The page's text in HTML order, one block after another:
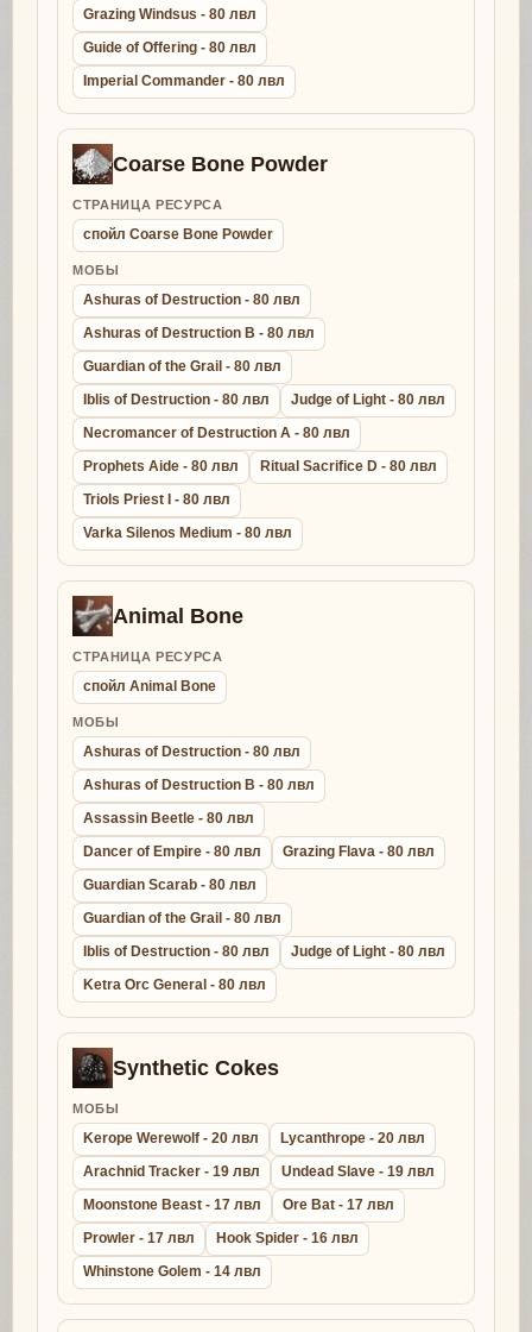
Grazing Windsus - 80 лвл
Guide of Offering - 80 лвл
Imperial Commander - 80 лвл
Coarse Bone Powder
СТРАНИЦА РЕСУРСА
спойл Coarse Bone Powder
МОБЫ
Ashuras of Destruction - 80 лвл
Ashuras of Destruction B - 80 лвл
Guardian of the Grail - 80 лвл
Iblis of Destruction - 80 лвл
Judge of Light - 80 лвл
Necromancer of Destruction A - 80 лвл
Prophets Aide - 80 лвл
Ritual Sacrifice D - 80 лвл
Triols Priest I - 80 лвл
Varka Silenos Medium - 80 лвл
Animal Bone
СТРАНИЦА РЕСУРСА
спойл Animal Bone
МОБЫ
Ashuras of Destruction - 80 лвл
Ashuras of Destruction B - 80 лвл
Assassin Beetle - 80 лвл
Dancer of Empire - 80 лвл
Grazing Flava - 80 лвл
Guardian Scarab - 80 лвл
Guardian of the Grail - 80 лвл
Iblis of Destruction - 80 лвл
Judge of Light - 80 лвл
Ketra Orc General - 80 лвл
Synthetic Cokes
МОБЫ
Kerope Werewolf - 20 лвл
Lycanthrope - 20 лвл
Arachnid Tracker - 19 лвл
Undead Slave - 19 лвл
Moonstone Beast - 17 лвл
Ore Bat - 17 лвл
Prowler - 17 лвл
Hook Spider - 16 лвл
Whinstone Golem - 14 лвл